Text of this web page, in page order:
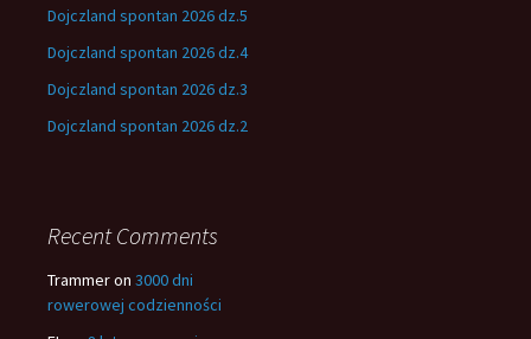
Dojczland spontan 2026 dz.5
Dojczland spontan 2026 dz.4
Dojczland spontan 2026 dz.3
Dojczland spontan 2026 dz.2
Recent Comments
Trammeron 3000 dni
rowerowej codzienności